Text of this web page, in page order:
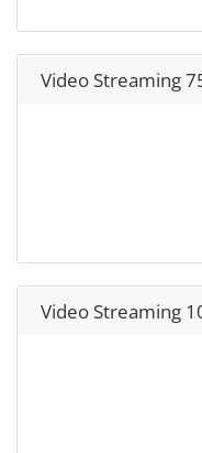
Video Streaming
Video Streaming